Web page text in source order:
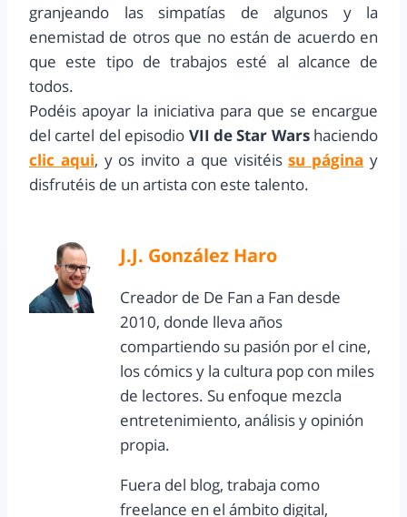
granjeando las simpatías de algunos y la
enemistad de otros que no están de acuerdo en
que este tipo de trabajos esté al alcance de
todos.
Podéis apoyar la iniciativa para que se encargue
del cartel del episodio VII de Star Warshaciendo
clic aqui, y os invito a que visitéissu página y
disfrutéis de un artista con este talento.
J.J. González Haro
Creador de De Fan a Fan desde
2010, donde lleva años
compartiendo su pasión por el cine,
los cómics y la cultura pop con miles
de lectores. Su enfoque mezcla
entretenimiento, análisis y opinión
propia.
Fuera del blog, trabaja como
freelance en el ámbito digital,